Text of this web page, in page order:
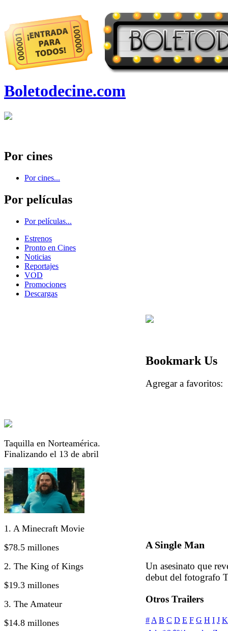
Boletodecine.com
Por cines
Por cines...
Por películas
Por películas...
Estrenos
Pronto en Cines
Noticias
Reportajes
VOD
Promociones
Descargas
Taquilla en Norteamérica.
Finalizando el 13 de abril
1. A Minecraft Movie
$78.5 millones
2. The King of Kings
$19.3 millones
3. The Amateur
$14.8 millones
Bookmark Us
Agregar a
A Single Man
Un asesinato que
debut del fotografo
Otros Trailers
# A B C D E F G H I J K